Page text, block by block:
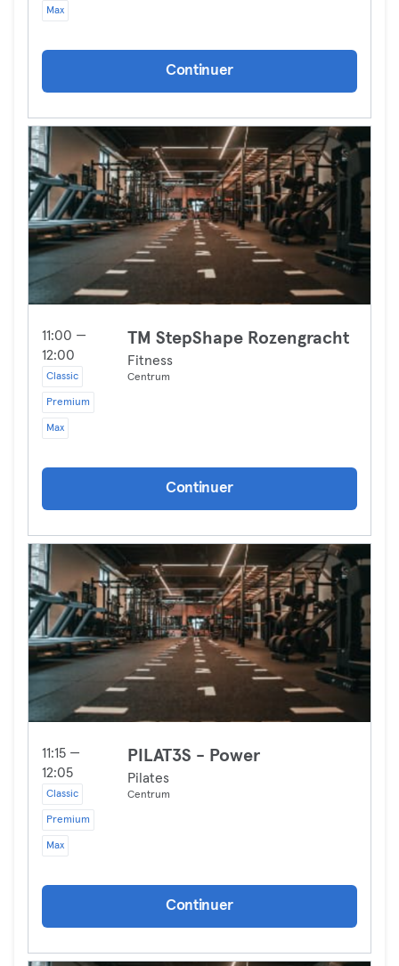
Max
Continuer
11:00 —
12:00
Classic
Premium
Max
TM StepShape Rozengracht
Fitness
Centrum
Continuer
11:15 —
12:05
Classic
Premium
Max
PILAT3S - Power
Pilates
Centrum
Continuer